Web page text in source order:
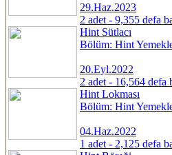
29.Haz.2023
2 adet - 9,355 defa
Hint Sütlacı
Bölüm: Hint
20.Eyl.2022
2 adet - 16,564 defa
Hint Lokması
Bölüm: Hint
04.Haz.2022
1 adet - 2,125 defa